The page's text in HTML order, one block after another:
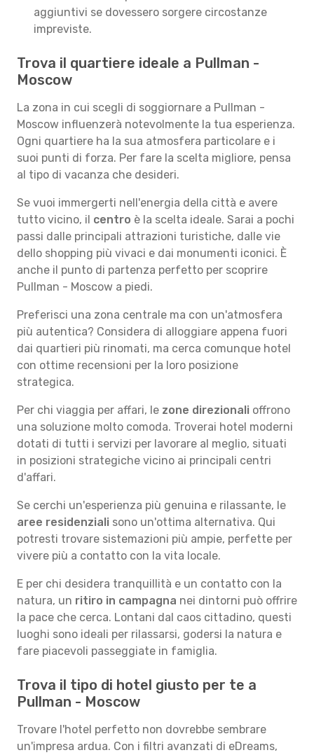
aggiuntivi se dovessero sorgere circostanze
impreviste.
Trova il quartiere ideale a Pullman -
Moscow
La zona in cui scegli di soggiornare a Pullman -
Moscow influenzerà notevolmente la tua esperienza.
Ogni quartiere ha la sua atmosfera particolare e i
suoi punti di forza. Per fare la scelta migliore, pensa
al tipo di vacanza che desideri.
Se vuoi immergerti nell'energia della città e avere
tutto vicino, il centro è la scelta ideale. Sarai a pochi
passi dalle principali attrazioni turistiche, dalle vie
dello shopping più vivaci e dai monumenti iconici. È
anche il punto di partenza perfetto per scoprire
Pullman - Moscow a piedi.
Preferisci una zona centrale ma con un'atmosfera
più autentica? Considera di alloggiare appena fuori
dai quartieri più rinomati, ma cerca comunque hotel
con ottime recensioni per la loro posizione
strategica.
Per chi viaggia per affari, le zone direzionali offrono
una soluzione molto comoda. Troverai hotel moderni
dotati di tutti i servizi per lavorare al meglio, situati
in posizioni strategiche vicino ai principali centri
d'affari.
Se cerchi un'esperienza più genuina e rilassante, le
aree residenziali sono un'ottima alternativa. Qui
potresti trovare sistemazioni più ampie, perfette per
vivere più a contatto con la vita locale.
E per chi desidera tranquillità e un contatto con la
natura, un ritiro in campagna nei dintorni può offrire
la pace che cerca. Lontani dal caos cittadino, questi
luoghi sono ideali per rilassarsi, godersi la natura e
fare piacevoli passeggiate in famiglia.
Trova il tipo di hotel giusto per te a
Pullman - Moscow
Trovare l'hotel perfetto non dovrebbe sembrare
un'impresa ardua. Con i filtri avanzati di eDreams,